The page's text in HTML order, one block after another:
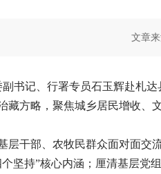
文章
副书记、行署专员石玉辉赴札
藏方略，聚焦城乡居民增收、
层干部、农牧民群众面对面交
坚持”核心内涵；厘清基层